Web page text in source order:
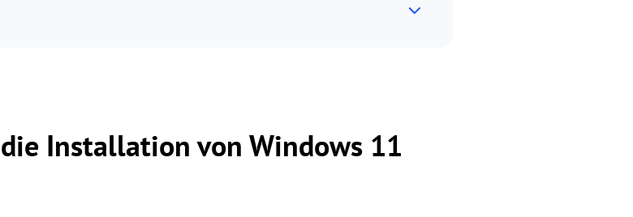
Installation von Windows 11